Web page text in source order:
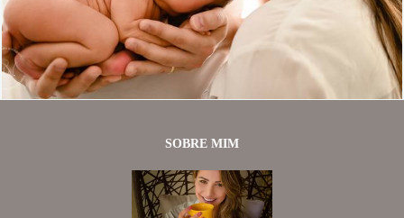
1328 39
SOBRE MIM